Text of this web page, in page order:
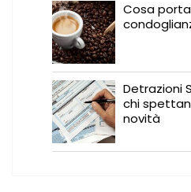
Cosa
Detrazioni
chi
novità